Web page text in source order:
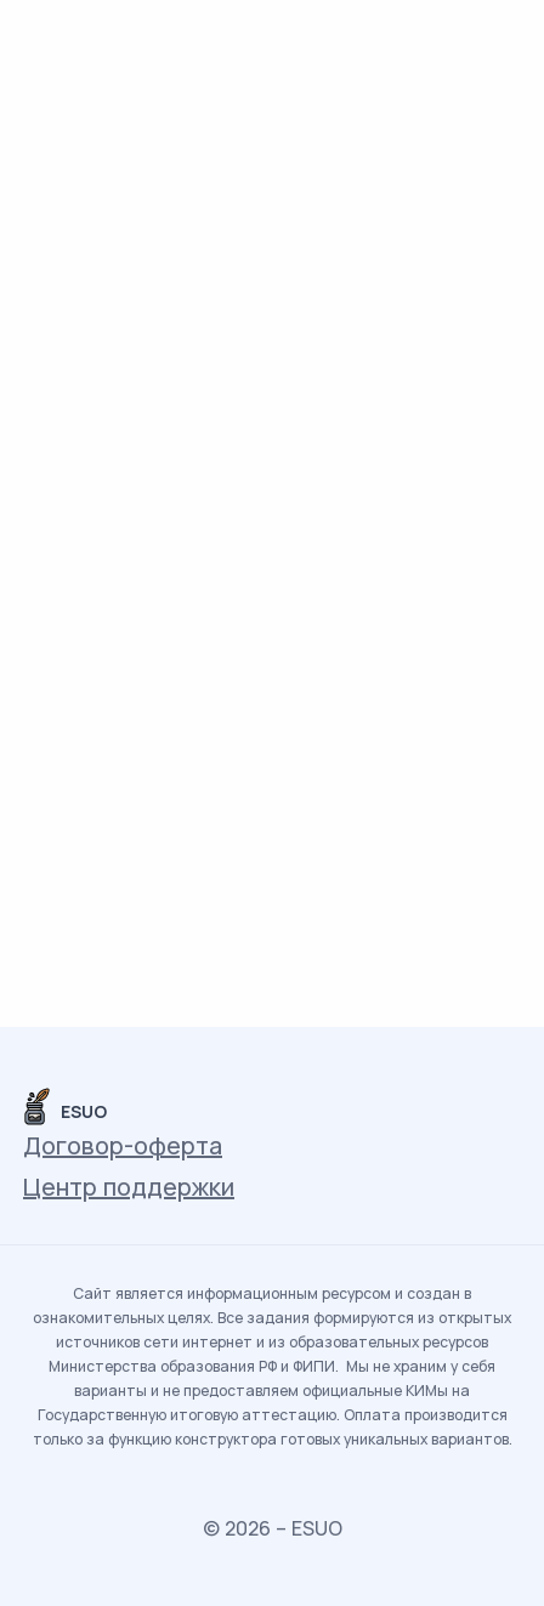
ESUO
Договор-оферта
Центр поддержки
Сайт является информационным ресурсом и создан в
ознакомительных целях. Все задания формируются из открытых
источников сети интернет и из образовательных ресурсов
Министерства образования РФ и ФИПИ. Мы не храним у себя
варианты и не предоставляем официальные КИМы на
Государственную итоговую аттестацию. Оплата производится
только за функцию конструктора готовых уникальных вариантов.
© 2026 – ESUO